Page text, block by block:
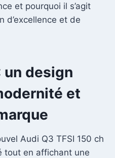
et pourquoi il s’agit
d’excellence et de
un design
et
Audi Q3 TFSI 150 ch
tout en affichant une